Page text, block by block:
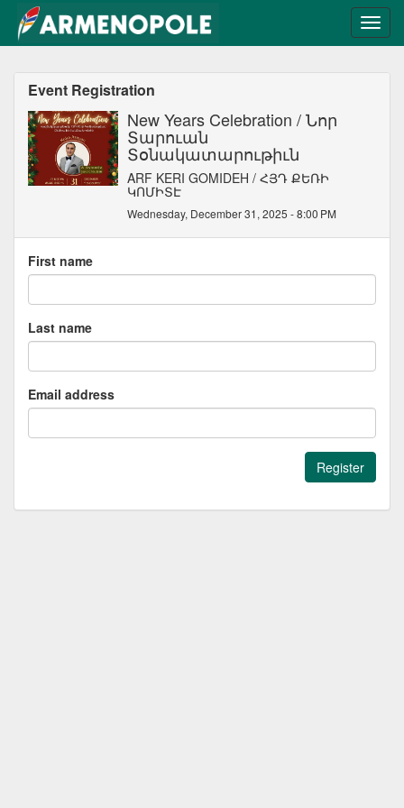
Event Registration
New Years Celebration / Նոր
Տարուան
Տօնակատարութիւն
ARF KERI GOMIDEH / ՀՅԴ ՔԵՌԻ
ԿՈՄԻՏԷ
Wednesday, December 31, 2025 - 8:00 PM
First name
Last name
Email address